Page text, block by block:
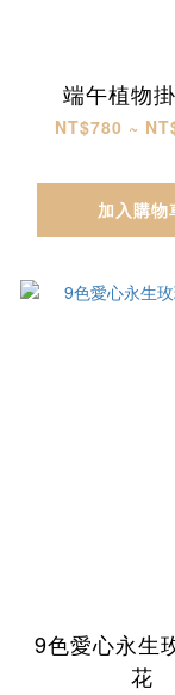
端午植物
NT$780 ~
加入購物
9色愛心永生
花